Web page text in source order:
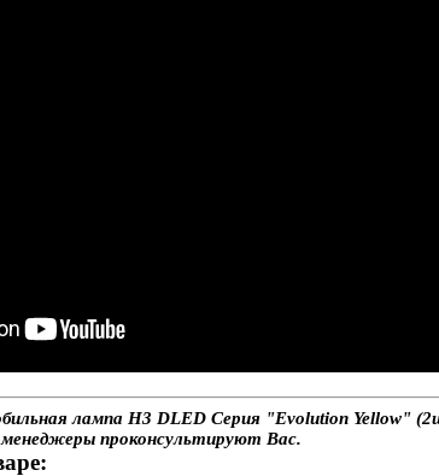
лампа H3 DLED Серия "Evolution Yellow"
проконсультируют Вас.